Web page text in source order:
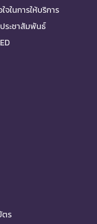
ในการให้บริการ
ะชาสัมพันธ์
ร